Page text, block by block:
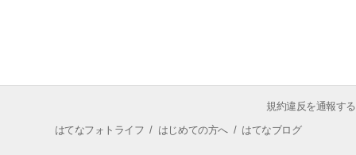
規約違反を通報する
はてなフォトライフ / はじめての方へ/ はてなブログ